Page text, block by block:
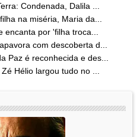
Condenada, Dalila ...
na miséria, Maria da...
encanta por 'filha troca...
com descoberta d...
Paz é reconhecida e des...
Hélio largou tudo no ...